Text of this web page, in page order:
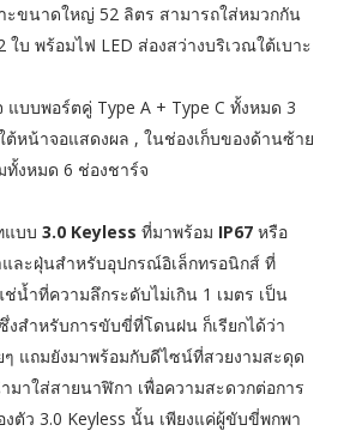
ะขนาดใหญ่ 52 ลิตร สามารถใส่หมวกกัน
ใบ พร้อมไฟ LED ส่องสว่างบริเวณใต้เบาะ
แบบพอร์ตคู่ Type A + Type C ทั้งหมด 3
หน้าจอแสดงผล , ในช่องเก็บของด้านซ้าย
ทั้งหมด 6 ช่องชาร์จ
แบบ 3.0 Keyless ที่มาพร้อม IP67 หรือ
ละฝุ่นสำหรับอุปกรณ์อิเล็กทรอนิกส์ ที่
น้ำที่ความลึกระดับไม่เกิน 1 เมตร เป็น
งสำหรับการขับขี่ที่โดนฝน ก็เรียกได้ว่า
แถมยังมาพร้อมกับดีไซน์ที่สวยงามสะดุด
าใส่สายนาฬิกา เพื่อความสะดวกต่อการ
ตัว 3.0 Keyless นั้น เพียงแค่ผู้ขับขี่พกพา